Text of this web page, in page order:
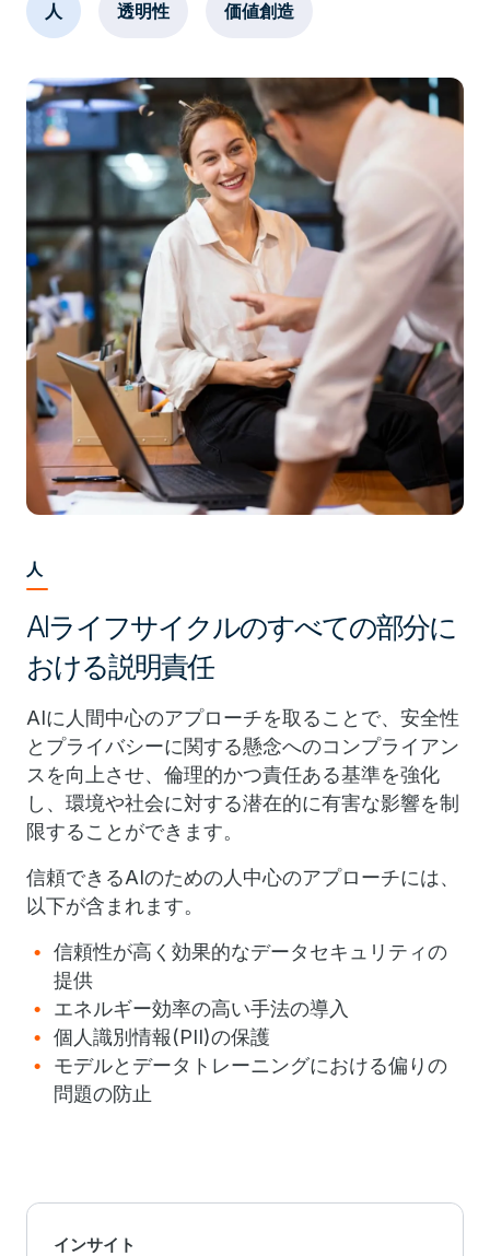
人 透明性 価値創造
人
AIライフサイクルのすべての部分に
おける説明責任
AIに人間中心のアプローチを取ることで、安全性
とプライバシーに関する懸念へのコンプライアン
スを向上させ、倫理的かつ責任ある基準を強化
し、環境や社会に対する潜在的に有害な影響を制
限することができます。
信頼できるAIのための人中心のアプローチには、
以下が含まれます。
信頼性が高く効果的なデータセキュリティの
提供
エネルギー効率の高い手法の導入
個人識別情報(PII)の保護
モデルとデータトレーニングにおける偏りの
問題の防止
インサイト